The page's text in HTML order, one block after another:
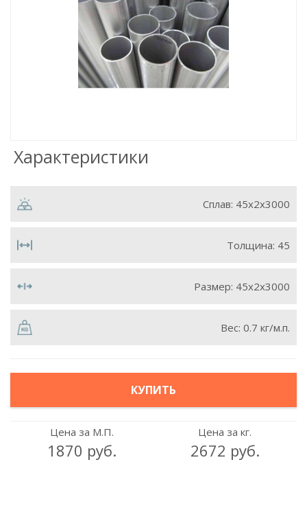
Характеристики
Сплав: 45x2x3000
Толщина: 45
Размер: 45х2х3000
Вес: 0.7 кг/м.п.
КУПИТЬ
Цена за М.П.
1870 руб.
Цена за кг.
2672 руб.